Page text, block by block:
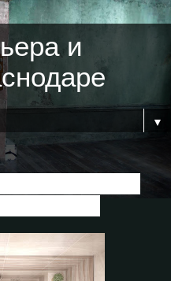
и
▼